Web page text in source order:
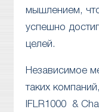
мышлением,
успешно
целей.
Независимое
таких
IFLR1000 &